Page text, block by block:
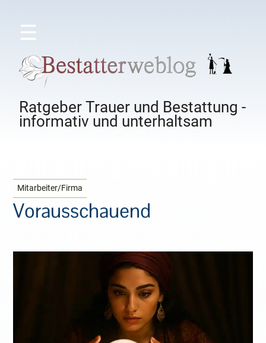
☰
Ratgeber Trauer und Bestattung -
informativ und unterhaltsam
Mitarbeiter/Firma
Vorausschauend